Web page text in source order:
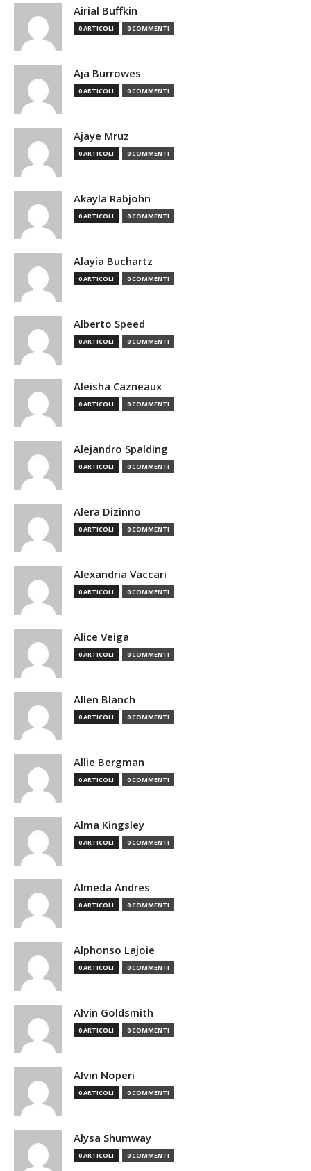
Airial Buffkin
0 ARTICOLI 0 COMMENTI
Aja Burrowes
0 ARTICOLI 0 COMMENTI
Ajaye Mruz
0 ARTICOLI 0 COMMENTI
Akayla Rabjohn
0 ARTICOLI 0 COMMENTI
Alayia Buchartz
0 ARTICOLI 0 COMMENTI
Alberto Speed
0 ARTICOLI 0 COMMENTI
Aleisha Cazneaux
0 ARTICOLI 0 COMMENTI
Alejandro Spalding
0 ARTICOLI 0 COMMENTI
Alera Dizinno
0 ARTICOLI 0 COMMENTI
Alexandria Vaccari
0 ARTICOLI 0 COMMENTI
Alice Veiga
0 ARTICOLI 0 COMMENTI
Allen Blanch
0 ARTICOLI 0 COMMENTI
Allie Bergman
0 ARTICOLI 0 COMMENTI
Alma Kingsley
0 ARTICOLI 0 COMMENTI
Almeda Andres
0 ARTICOLI 0 COMMENTI
Alphonso Lajoie
0 ARTICOLI 0 COMMENTI
Alvin Goldsmith
0 ARTICOLI 0 COMMENTI
Alvin Noperi
0 ARTICOLI 0 COMMENTI
Alysa Shumway
0 ARTICOLI 0 COMMENTI